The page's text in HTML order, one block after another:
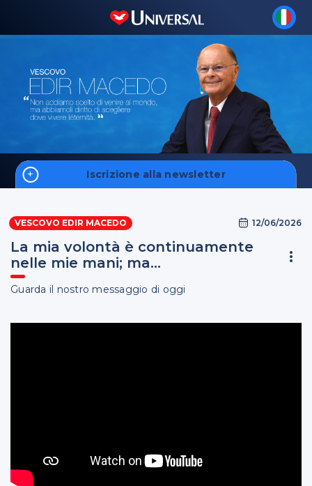
Iscrizione alla newsletter
S'inscrire
Fale Conosco
VESCOVO EDIR MACEDO 12/06/2026
La mia volontà è continuamente
nelle mie mani; ma...
Guarda il nostro messaggio di oggi